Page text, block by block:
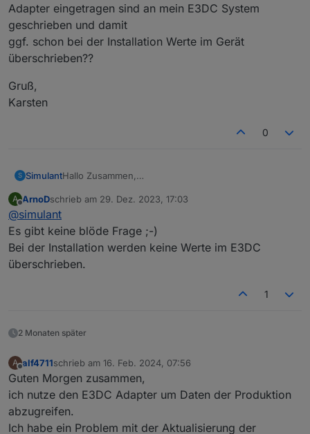
Adapter eingetragen sind an mein E3DC System
geschrieben und damit
ggf. schon bei der Installation Werte im Gerät
überschrieben??
Gruß,
Karsten
0
S SimulantHallo Zusammen,
stellen:
Es können ja mit dem RSCP Adapter auch Werte an
Was passiert wenn ich den Adapter installiere?
Werden zunächst alle Werte aus dem S10
übernommen oder
werden evtl. irgendwelche "Standardwerte" die im
Gruß,
Karsten
A
Offline
ArnoDschrieb am 29. Dez. 2023, 17:03
zuletzt editiert von
@simulant
Es gibt keine blöde Frage ;-)
Bei der Installation werden keine Werte im E3DC
überschrieben.
1
2 Monaten später
A
Offline
alf4711schrieb am 16. Feb. 2024, 07:56
zuletzt editiert von
Guten Morgen zusammen,
ich nutze den E3DC Adapter um Daten der Produktion
abzugreifen.
Ich habe ein Problem mit der Aktualisierung der